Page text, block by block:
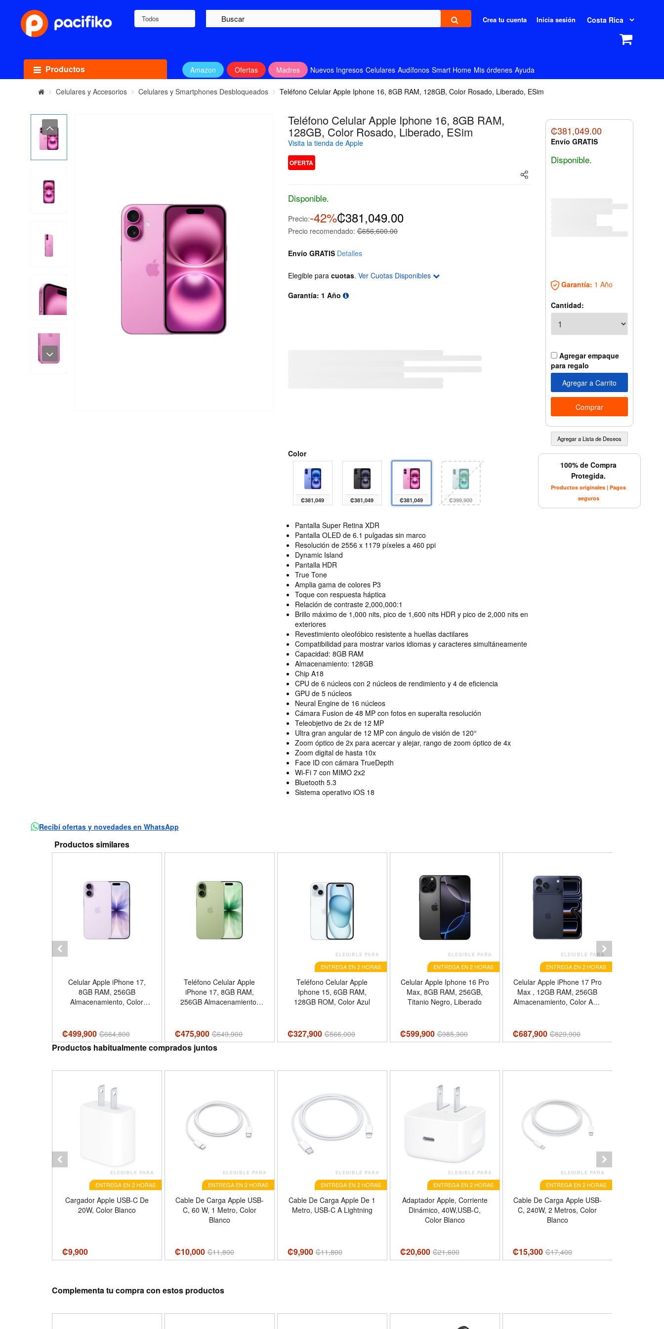
Todos Crea tu cuenta Inicia sesión
Productos Amazon Ofertas Madres Nuevos Ingresos Celulares Audífonos Smart Home Mis órdenes Ayuda
Celulares y Accesorios Celulares y Smartphones Desbloqueados Teléfono Celular Apple Iphone 16, 8GB RAM, 128GB, Color Rosado, Liberado, ESim
Teléfono Celular Apple Iphone 16, 8GB RAM,
128GB, Color Rosado, Liberado, ESim
Visita la tienda de Apple
OFERTA
Disponible.
Precio:-42%₡381,049.00
Precio recomendado: ₡656,600.00
Envío GRATIS Detalles
Elegible para cuotas. Ver Cuotas Disponibles
Garantía: 1 Año
Color
₡381,049 ₡381,049 ₡381,049 ₡399,900
Pantalla Super Retina XDR
Pantalla OLED de 6.1 pulgadas sin marco
Resolución de 2556 x 1179 píxeles a 460 ppi
Dynamic Island
Pantalla HDR
True Tone
Amplia gama de colores P3
Toque con respuesta háptica
Relación de contraste 2,000,000:1
Brillo máximo de 1,000 nits, pico de 1,600 nits HDR y pico de 2,000 nits en
exteriores
Revestimiento oleofóbico resistente a huellas dactilares
Compatibilidad para mostrar varios idiomas y caracteres simultáneamente
Capacidad: 8GB RAM
Almacenamiento: 128GB
Chip A18
CPU de 6 núcleos con 2 núcleos de rendimiento y 4 de eficiencia
GPU de 5 núcleos
Neural Engine de 16 núcleos
Cámara Fusion de 48 MP con fotos en superalta resolución
Teleobjetivo de 2x de 12 MP
Ultra gran angular de 12 MP con ángulo de visión de 120°
Zoom óptico de 2x para acercar y alejar, rango de zoom óptico de 4x
Zoom digital de hasta 10x
Face ID con cámara TrueDepth
Wi-Fi 7 con MIMO 2x2
Bluetooth 5.3
Sistema operativo iOS 18
₡381,049.00
Envío GRATIS
Disponible.
Garantía: 1 Año
Cantidad:
Agregar empaque
para regalo
100% de Compra
Protegida.
Productos originales | Pagos
seguros
Recibí ofertas y novedades en WhatsApp
Productos similares
Celular Apple iPhone 17,
8GB RAM, 256GB
Almacenamiento, Color
₡499,900 ₡664,800
Teléfono Celular Apple
iPhone 17, 8GB RAM,
256GB Almacenamiento,
₡475,900 ₡649,900
ELEGIBLE PARA
ENTREGA EN 2 HORAS
Teléfono Celular Apple
Iphone 15, 6GB RAM,
128GB ROM, Color Azul
₡327,900 ₡566,000
ELEGIBLE PARA
ENTREGA EN 2 HORAS
Celular Apple Iphone 16 Pro
Max, 8GB RAM, 256GB,
Titanio Negro, Liberado
₡599,900 ₡985,300
ELEGIBLE PARA
ENTREGA EN 2 HORAS
Celular Apple iPhone 17 Pro
Max , 12GB RAM, 256GB
Almacenamiento, Color Azul
₡687,900 ₡829,900
Productos habitualmente comprados juntos
ELEGIBLE PARA
ENTREGA EN 2 HORAS
Cargador Apple USB-C De
20W, Color Blanco
₡9,900
ELEGIBLE PARA
ENTREGA EN 2 HORAS
Cable De Carga Apple USB-
C, 60 W, 1 Metro, Color
Blanco
₡10,000 ₡11,800
ELEGIBLE PARA
ENTREGA EN 2 HORAS
Cable De Carga Apple De 1
Metro, USB-C A Lightning
₡9,900 ₡11,800
ELEGIBLE PARA
ENTREGA EN 2 HORAS
Adaptador Apple, Corriente
Dinámico, 40W,USB-C,
Color Blanco
₡20,600 ₡21,600
ELEGIBLE PARA
ENTREGA EN 2 HORAS
Cable De Carga Apple USB-
C, 240W, 2 Metros, Color
Blanco
₡15,300 ₡17,400
Complementa tu compra con estos productos